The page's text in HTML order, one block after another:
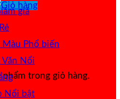
phẩm trong giỏ hàng.
Màu
Văn Nổi